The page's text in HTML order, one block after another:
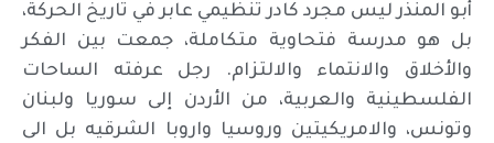
أبو المنذر ليس مجرد كادر تنظيمي عابر في تاريخ الحركة،
بل هو مدرسة فتحاوية متكاملة، جمعت بين الفكر
والأخلاق والانتماء والالتزام. رجل عرفته الساحات
الفلسطينية والعربية، من الأردن إلى سوريا ولبنان
وتونس، والامريكيتين وروسيا واروبا الشرقيه بل الى